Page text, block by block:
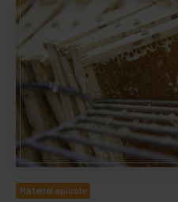
Matériel apicole